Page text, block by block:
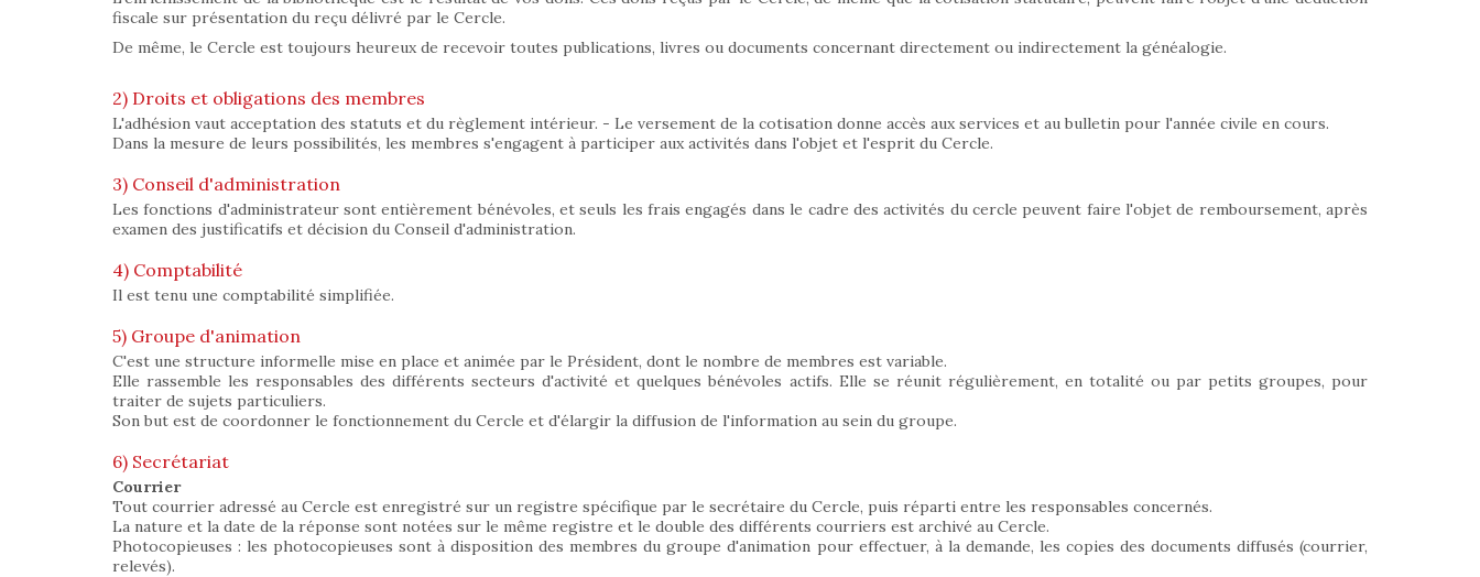
fiscale sur présentation du reçu délivré par le Cercle.
De même, le Cercle est toujours heureux de recevoir toutes publications, livres ou documents concernant directement ou indirectement la généalogie.
2) Droits et obligations des membres
L'adhésion vaut acceptation des statuts et du règlement intérieur. - Le versement de la cotisation donne accès aux services et au bulletin pour l'année civile en cours.
Dans la mesure de leurs possibilités, les membres s'engagent à participer aux activités dans l'objet et l'esprit du Cercle.
3) Conseil d'administration
Les fonctions d'administrateur sont entièrement bénévoles, et seuls les frais engagés dans le cadre des activités du cercle peuvent faire l'objet de remboursement, après
examen des justificatifs et décision du Conseil d'administration.
4) Comptabilité
Il est tenu une comptabilité simplifiée.
5) Groupe d'animation
C'est une structure informelle mise en place et animée par le Président, dont le nombre de membres est variable.
Elle rassemble les responsables des différents secteurs d'activité et quelques bénévoles actifs. Elle se réunit régulièrement, en totalité ou par petits groupes, pour
traiter de sujets particuliers.
Son but est de coordonner le fonctionnement du Cercle et d'élargir la diffusion de l'information au sein du groupe.
6) Secrétariat
Courrier
Tout courrier adressé au Cercle est enregistré sur un registre spécifique par le secrétaire du Cercle, puis réparti entre les responsables concernés.
La nature et la date de la réponse sont notées sur le même registre et le double des différents courriers est archivé au Cercle.
Photocopieuses : les photocopieuses sont à disposition des membres du groupe d'animation pour effectuer, à la demande, les copies des documents diffusés (courrier,
relevés).